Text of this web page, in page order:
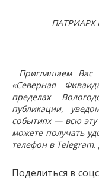
Приглашаем Вас
«Северная
пределах
публикации,
событиях — всю
можете получать
телефон в
Поделиться в